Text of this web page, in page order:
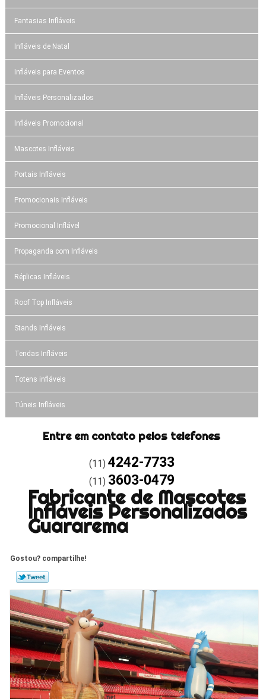
Fantasias Infláveis
Infláveis de Natal
Infláveis para Eventos
Infláveis Personalizados
Infláveis Promocional
Mascotes Infláveis
Portais Infláveis
Promocionais Infláveis
Promocional Inflável
Propaganda com Infláveis
Réplicas Infláveis
Roof Top Infláveis
Stands Infláveis
Tendas Infláveis
Totens infláveis
Túneis Infláveis
Entre em contato pelos telefones
(11) 4242-7733
(11) 3603-0479
Fabricante de Mascotes
Infláveis Personalizados
Guararema
Gostou? compartilhe!